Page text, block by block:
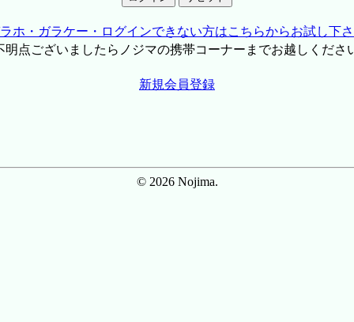
ホ・ガラケー・ログインできない方はこちらからお試し下
点ございましたらノジマの携帯コーナーまでお越しくださ
新規会員登録
© 2026 Nojima.